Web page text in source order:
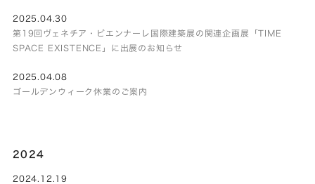
2025.04.30
第19回ヴェネチア・ビエンナーレ国際建築展の関連企画展「TIME
SPACE EXISTENCE」に出展のお知らせ
2025.04.08
ゴールデンウィーク休業のご案内
2024
2024.12.19